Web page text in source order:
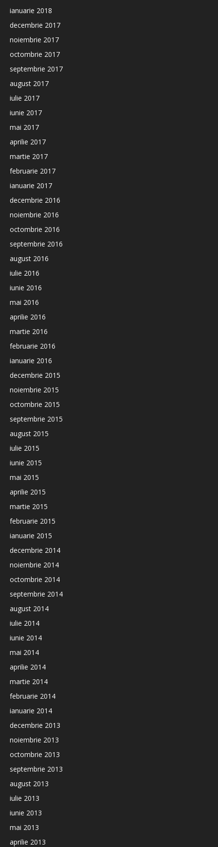
ianuarie 2018
decembrie 2017
noiembrie 2017
octombrie 2017
septembrie 2017
august 2017
iulie 2017
iunie 2017
mai 2017
aprilie 2017
martie 2017
februarie 2017
ianuarie 2017
decembrie 2016
noiembrie 2016
octombrie 2016
septembrie 2016
august 2016
iulie 2016
iunie 2016
mai 2016
aprilie 2016
martie 2016
februarie 2016
ianuarie 2016
decembrie 2015
noiembrie 2015
octombrie 2015
septembrie 2015
august 2015
iulie 2015
iunie 2015
mai 2015
aprilie 2015
martie 2015
februarie 2015
ianuarie 2015
decembrie 2014
noiembrie 2014
octombrie 2014
septembrie 2014
august 2014
iulie 2014
iunie 2014
mai 2014
aprilie 2014
martie 2014
februarie 2014
ianuarie 2014
decembrie 2013
noiembrie 2013
octombrie 2013
septembrie 2013
august 2013
iulie 2013
iunie 2013
mai 2013
aprilie 2013